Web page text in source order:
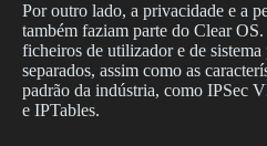
Por outro lado, a privacidade e a
também faziam parte do Clear
ficheiros de utilizador e de sistema
separados, assim como as
padrão da indústria, como IPSec
e IPTables.